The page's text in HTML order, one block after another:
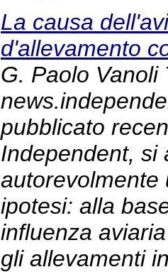
La causa
d'allevamento
G. Paolo Vanoli
pubblicato
Independent, si
autorevolmente
ipotesi: alla
influenza
gli allevamenti